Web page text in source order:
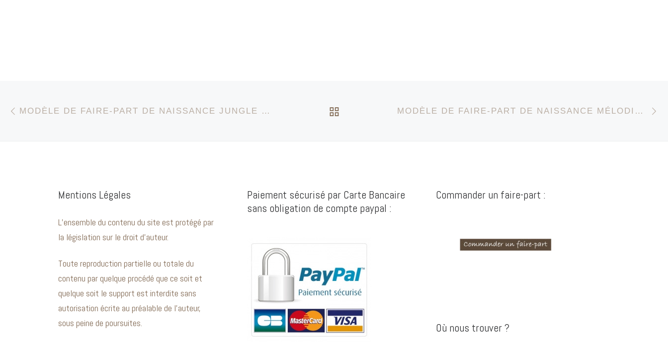
Parcourir les articles MODÈLE DE FAIRE-PART DE NAISSANCE JUNGLE » LENNY ET LES ANIMAUX DE LA JUNGLE « RETOUR À LA LISTE DES ARTICLES MODÈLE DE FAIRE-PART DE NAISSANCE MÉLODIE DU BONHEUR » LUCA ET LE PETIT LUTIN MUSICIEN «
Mentions Légales
L’ensemble du contenu du site est protégé par
la législation sur le droit d’auteur.
Toute reproduction partielle ou totale du
contenu par quelque procédé que ce soit et
quelque soit le support est interdite sans
autorisation écrite au préalable de l’auteur,
sous peine de poursuites.
Paiement sécurisé par Carte Bancaire
sans obligation de compte paypal :
Commander un faire-part :
Où nous trouver ?